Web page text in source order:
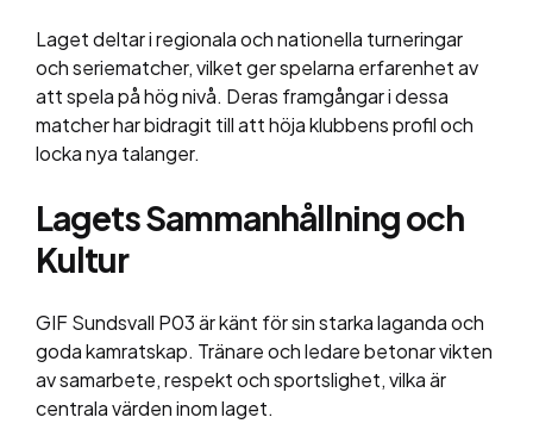
Laget deltar i regionala och nationella turneringar
och seriematcher, vilket ger spelarna erfarenhet av
att spela på hög nivå. Deras framgångar i dessa
matcher har bidragit till att höja klubbens profil och
locka nya talanger.
Lagets Sammanhållning och
Kultur
GIF Sundsvall P03 är känt för sin starka laganda och
goda kamratskap. Tränare och ledare betonar vikten
av samarbete, respekt och sportslighet, vilka är
centrala värden inom laget.